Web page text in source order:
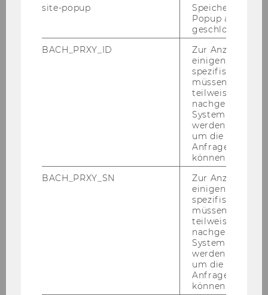
Core disci­pli­ne
site-popup
Speichert ob ein
Popup
geschlossen
BACH_PRXY_ID
Zur Anzeige von
einigen WU-
spezifischen
müssen
teilweise von
nachgelagerten
System
werden.
um die Antwort
Anfrage
können.
BACH_PRXY_SN
Zur Anzeige von
einigen WU-
spezifischen
müssen
teilweise von
nachgelagerten
System
werden.
um die Antwort
Anfrage
können.